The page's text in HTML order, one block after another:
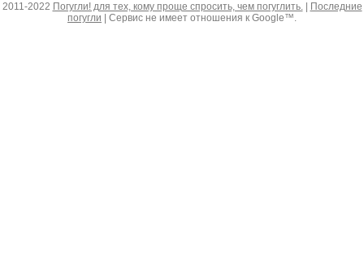
2011-2022 Погугли! для тех, кому проще спросить, чем погуглить.|
Последние
погугли | Сервис не имеет отношения к Google™.